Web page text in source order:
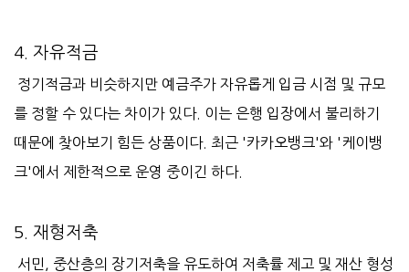
4. 자유적금
정기적금과 비슷하지만 예금주가 자유롭게 입금 시점 및 규모
를 정할 수 있다는 차이가 있다. 이는 은행 입장에서 불리하기
때문에 찾아보기 힘든 상품이다. 최근 '카카오뱅크'와 '케이뱅
크'에서 제한적으로 운영 중이긴 하다.
5. 재형저축
서민, 중산층의 장기저축을 유도하여 저축률 제고 및 재산 형성